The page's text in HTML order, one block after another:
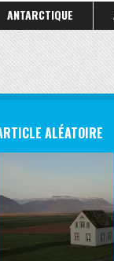
ANTARCTIQUE
ALÉATOIRE